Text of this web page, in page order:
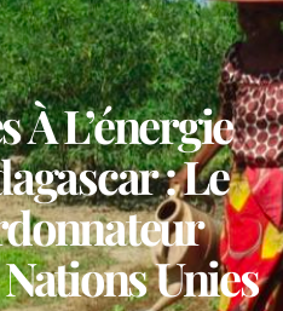
À L’énergie
: Le
Unies